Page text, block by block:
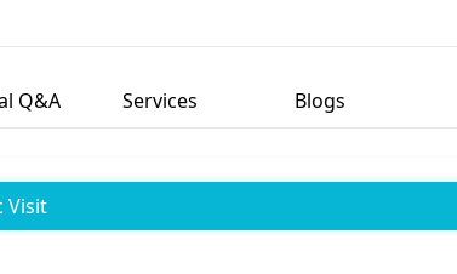
Q&A Services Blogs
Visit